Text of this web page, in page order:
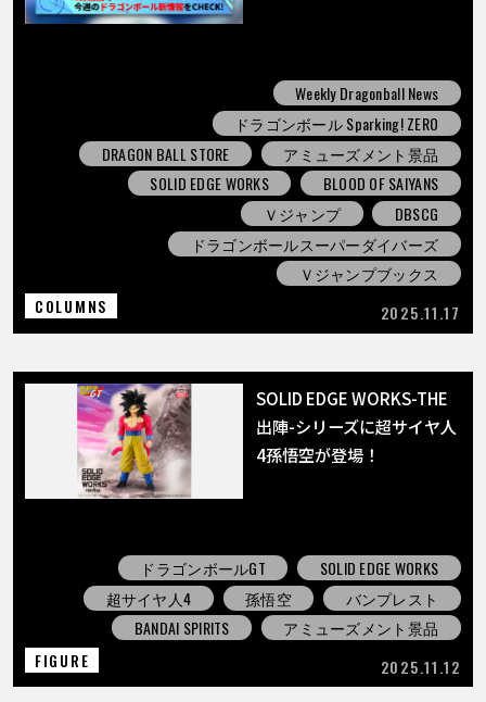
Weekly Dragonball News
ドラゴンボール Sparking! ZERO
DRAGON BALL STORE
アミューズメント景品
SOLID EDGE WORKS
BLOOD OF SAIYANS
Ｖジャンプ
DBSCG
ドラゴンボールスーパーダイバーズ
Ｖジャンプブックス
COLUMNS
2025.11.17
SOLID EDGE WORKS-THE
出陣-シリーズに超サイヤ人
4孫悟空が登場！
ドラゴンボールGT
SOLID EDGE WORKS
超サイヤ人4
孫悟空
バンプレスト
BANDAI SPIRITS
アミューズメント景品
FIGURE
2025.11.12